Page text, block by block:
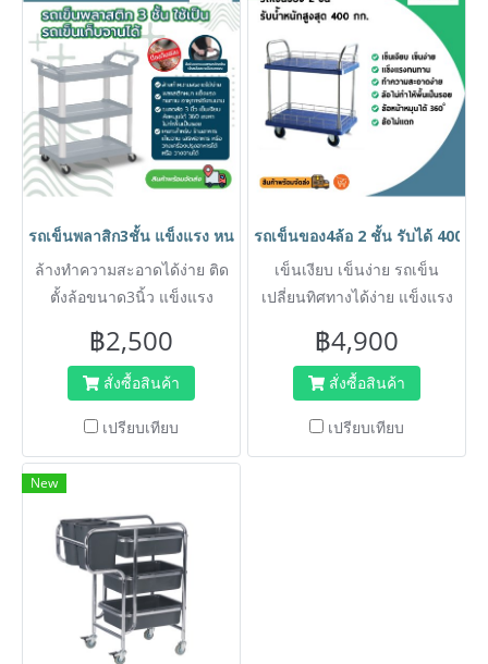
รถเข็นพลาสิก3ชั้น แข็งแรง หนา ไม่เป็นสนิม ใช้เป็นรถเข็นเก็บจานไ
ล้างทำความสะอาดได้ง่าย ติด
ตั้งล้อขนาด3นิ้ว แข็งแรง
฿2,500
สั่งซื้อสินค้า
เปรียบเทียบ
รถเข็นของ4ล้อ 2 ชั้น รับได้ 400 ก
เข็นเงียบ เข็นง่าย รถเข็น
เปลี่ยนทิศทางได้ง่าย แข็งแรง
หนักได้มาก แบรนด์ HORECAT
฿4,900
สั่งซื้อสินค้า
เปรียบเทียบ
New